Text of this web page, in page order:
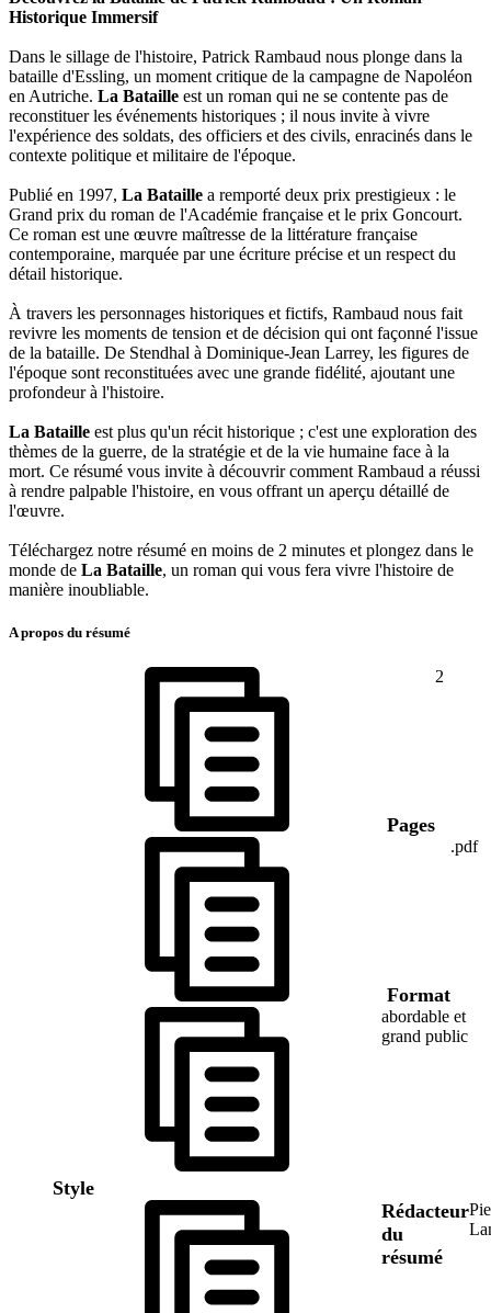
Historique Immersif
Dans le sillage de l'histoire, Patrick Rambaud nous plonge dans la
bataille d'Essling, un moment critique de la campagne de Napoléon
en Autriche. La Bataille est un roman qui ne se contente pas de
reconstituer les événements historiques ; il nous invite à vivre
l'expérience des soldats, des officiers et des civils, enracinés dans le
contexte politique et militaire de l'époque.
Publié en 1997, La Bataille a remporté deux prix prestigieux : le
Grand prix du roman de l'Académie française et le prix Goncourt.
Ce roman est une œuvre maîtresse de la littérature française
contemporaine, marquée par une écriture précise et un respect du
détail historique.
À travers les personnages historiques et fictifs, Rambaud nous fait
revivre les moments de tension et de décision qui ont façonné l'issue
de la bataille. De Stendhal à Dominique-Jean Larrey, les figures de
l'époque sont reconstituées avec une grande fidélité, ajoutant une
profondeur à l'histoire.
La Bataille est plus qu'un récit historique ; c'est une exploration des
thèmes de la guerre, de la stratégie et de la vie humaine face à la
mort. Ce résumé vous invite à découvrir comment Rambaud a réussi
à rendre palpable l'histoire, en vous offrant un aperçu détaillé de
l'œuvre.
Téléchargez notre résumé en moins de 2 minutes et plongez dans le
monde de La Bataille, un roman qui vous fera vivre l'histoire de
manière inoubliable.
A propos du résumé
Pages
2
Format
.pdf
Style
abordable et
grand public
Rédacteur
du
résumé